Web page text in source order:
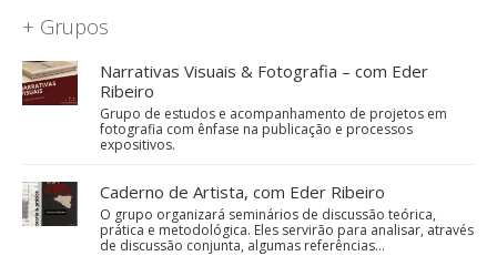
+ Grupos
Narrativas Visuais & Fotografia – com Eder
Ribeiro
Grupo de estudos e acompanhamento de projetos em
fotografia com ênfase na publicação e processos
expositivos.
Caderno de Artista, com Eder Ribeiro
O grupo organizará seminários de discussão teórica,
prática e metodológica. Eles servirão para analisar, através
de discussão conjunta, algumas referências…